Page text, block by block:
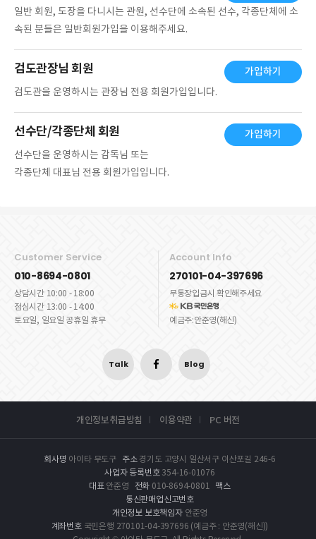
일반 회원, 도장을 다니시는 관원, 선수단에 소속된 선수, 각종단체에 소
속된 분들은 일반회원가입을 이용해주세요.
검도관장님 회원
검도관을 운영하시는 관장님 전용 회원가입입니다.
가입하기
선수단/각종단체 회원
선수단을 운영하시는 감독님 또는
각종단체 대표님 전용 회원가입입니다.
가입하기
Customer Service
010-8694-0801
상담시간 10:00 - 18:00
점심시간 13:00 - 14:00
토요일, 일요일 공휴일 휴무
Account Info
270101-04-397696
무통장입금시 확인해주세요
예금주:안준영(해신)
Talk Blog
개인정보취급방침 이용약관 PC 버전
회사명 아이타 무도구 주소경기도 고양시 일산서구 이산포길 246-6
사업자 등록번호354-16-01076
대표안준영 전화 010-8694-0801
팩스
통신판매업신고번호
개인정보 보호책임자안준영
계좌번호국민은행 270101-04-397696 (예금주 : 안준영(해신))